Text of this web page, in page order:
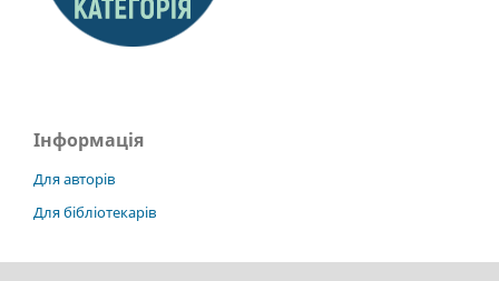
Інформація
Для авторів
Для бібліотекарів